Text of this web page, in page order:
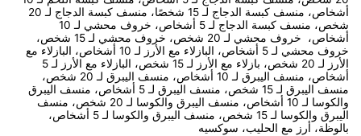
أشخاص، منسف كبسة الدجاج لـ 15 شخصًا، منسف كبسة الدجاج لـ 20
شخص، منسف كبسة الدجاج لـ 5 أشخاص، خروف محشي لـ 10
أشخاص، خروف محشي لـ 20 شخص، خروف محشي لـ 15 شخص،
خروف محشي لـ 5 أشخاص، البازلاء مع الأرز لـ 10 أشخاص، البازلاء مع
الأرز لـ 20 شخص، بازلاء مع الأرز لـ 15 شخص، البازلاء مع الأرز لـ 5
أشخاص، منسف اليبرق لـ 10 أشخاص، منسف اليبرق لـ 20 شخص،
منسف اليبرق لـ 15 شخص، منسف اليبرق لـ 5 أشخاص، منسف اليبرق
والكوسا لـ 10 أشخاص، منسف اليبرق والكوسا لـ 20 شخص، منسف
اليبرق والكوسا لـ 15 شخص، منسف اليبرق والكوسا لـ 5 أشخاص،
بالوظة، أرز مع الحليب، سوكسيه